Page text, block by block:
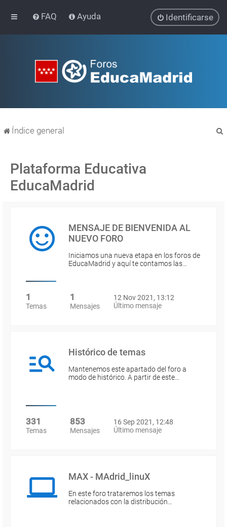
FAQ Ayuda Identificarse
Índice general
Plataforma Educativa
EducaMadrid
MENSAJE DE BIENVENIDA AL
NUEVO FORO
Iniciamos una nueva etapa en los foros de
EducaMadrid y aquí te contamos las…
1
Temas
1
Mensajes
12 Nov 2021, 13:12
Último mensaje
Histórico de temas
Mantenemos este apartado del foro a
modo de histórico. A partir de este…
331
Temas
853
Mensajes
16 Sep 2021, 12:48
Último mensaje
MAX - MAdrid_linuX
En este foro trataremos los temas
relacionados con la distribución…